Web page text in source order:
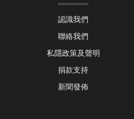
認識我們
聯絡我們
私隱政策及聲明
捐款支持
新聞發佈